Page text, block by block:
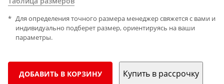
Для определения точного размера менеджер свяжется с вами и
индивидуально подберет размер, ориентируясь на ваши
параметры.
ДОБАВИТЬ В КОРЗИНУ Купить в рассрочку